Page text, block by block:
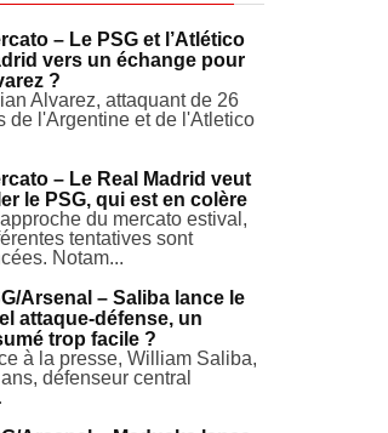
– Le PSG et l’Atlético
vers un échange pour
?
Alvarez, attaquant de 26
de l'Argentine et de l'Atletico
– Le Real Madrid veut
le PSG, qui est en colère
du mercato estival,
tentatives sont
Notam...
Arsenal – Saliba lance le
attaque-défense, un
trop facile ?
à la presse, William Saliba,
défenseur central